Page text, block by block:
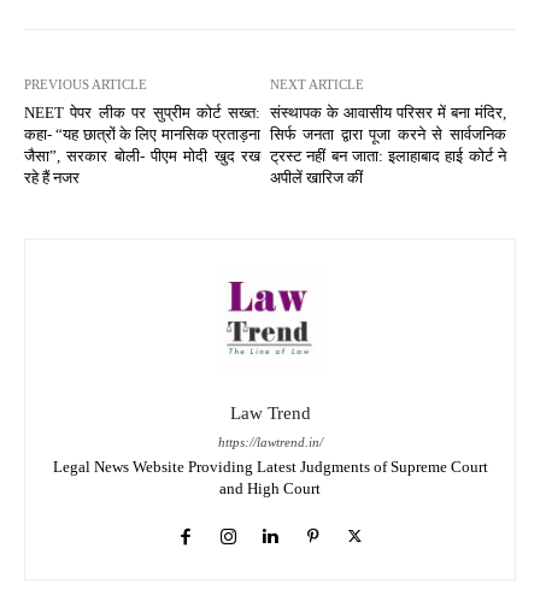
PREVIOUS ARTICLE
NEET पेपर लीक पर सुप्रीम कोर्ट सख्त:
कहा- “यह छात्रों के लिए मानसिक प्रताड़ना
जैसा”, सरकार बोली- पीएम मोदी खुद रख
रहे हैं नजर
NEXT ARTICLE
संस्थापक के आवासीय परिसर में बना मंदिर,
सिर्फ जनता द्वारा पूजा करने से सार्वजनिक
ट्रस्ट नहीं बन जाता: इलाहाबाद हाई कोर्ट ने
अपीलें खारिज कीं
Law Trend
https://lawtrend.in/
Legal News Website Providing Latest Judgments of Supreme Court
and High Court